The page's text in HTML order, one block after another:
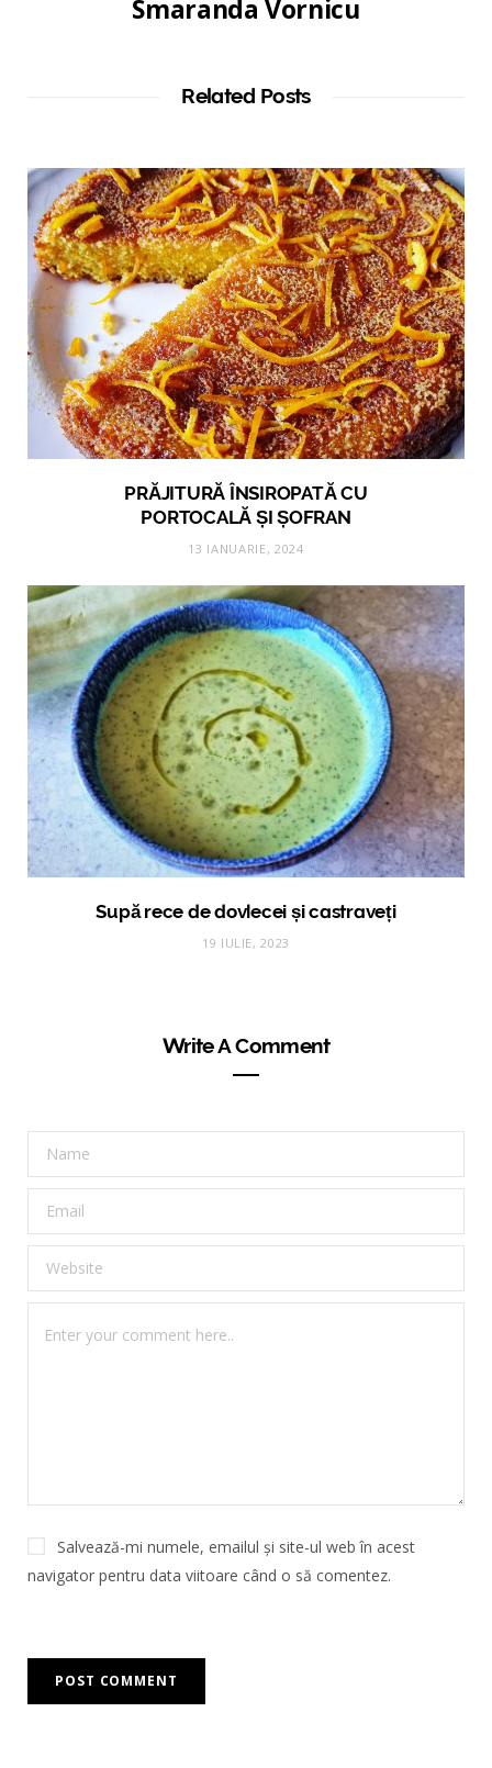
Smaranda Vornicu
Related Posts
PRĂJITURĂ ÎNSIROPATĂ CU
PORTOCALĂ ȘI ȘOFRAN
13 IANUARIE, 2024
Supă rece de dovlecei și castraveți
19 IULIE, 2023
Write A Comment
Salvează-mi numele, emailul și site-ul web în acest
navigator pentru data viitoare când o să comentez.